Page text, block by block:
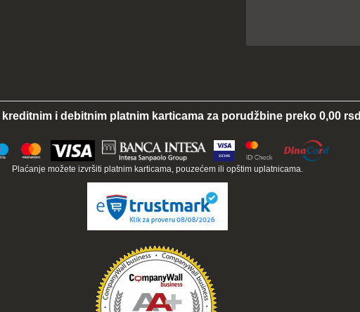
kreditnim i debitnim platnim karticama za porudžbine preko 0,00 rsd
Plaćanje možete izvršiti platnim karticama, pouzećem ili opštim uplatnicama.